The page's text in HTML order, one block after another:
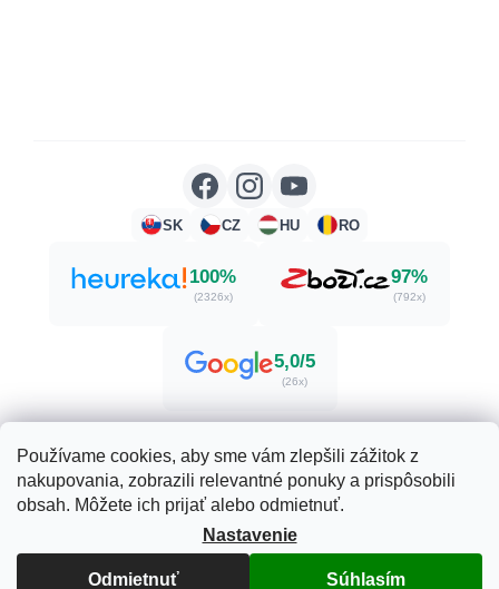
Používame cookies, aby sme vám zlepšili zážitok z
nakupovania, zobrazili relevantné ponuky a prispôsobili
obsah. Môžete ich prijať alebo odmietnuť.
Nastavenie
Odmietnuť Súhlasím
SK CZ HU RO
100%
(2326x)
97%
(792x)
5,0/5
(26x)
Vytvoril Shoptet
Copyright 2026Herbatica.sk. Všetky práva vyhradené.
Upraviť nastavenie cookies